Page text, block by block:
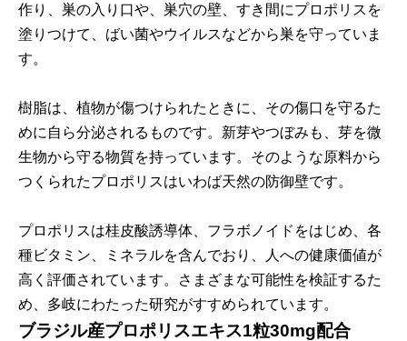
作り、巣の入り口や、巣穴の壁、すき間にプロポリスを
塗りつけて、ばい菌やウイルスなどから巣を守っていま
す。
樹脂は、植物が傷つけられたときに、その傷口を守るた
めに自ら分泌されるものです。新芽やつぼみも、芽を微
生物から守る物質を持っています。そのような原料から
つくられたプロポリスはいわば天然の防御壁です。
プロポリスは桂皮酸誘導体、フラボノイドをはじめ、各
種ビタミン、ミネラルを含んでおり、人への健康価値が
高く評価されています。さまざまな可能性を検証するた
め、多岐にわたった研究がすすめられています。
ブラジル産プロポリスエキス1粒30mg配合